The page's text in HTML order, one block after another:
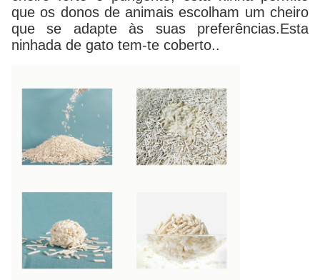
que os donos de animais escolham um cheiro
que se adapte às suas preferências.Esta
ninhada de gato tem-te coberto..